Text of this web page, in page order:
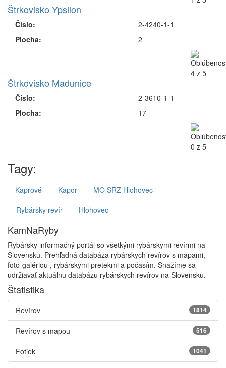
Štrkovisko Ypsilon
Číslo:
Plocha:
2-4240-1-1
2
Štrkovisko Madunice
Číslo:
Plocha:
2-3610-1-1
17
Tagy:
Kaprové Kapor
MO SRZ Hlohovec
Rybársky revír
Hlohovec
KamNaRyby
Rybársky informačný portál so všetkými rybárskymi revírmi na
Slovensku. Prehľadná databáza rybárskych revírov s mapami,
foto-galériou , rybárskymi pretekmi a počasím. Snažíme sa
udržiavať aktuálnu databázu rybárskych revírov na Slovensku.
Štatistika
1814
Revírov
516
Revírov s mapou
1041
Fotiek